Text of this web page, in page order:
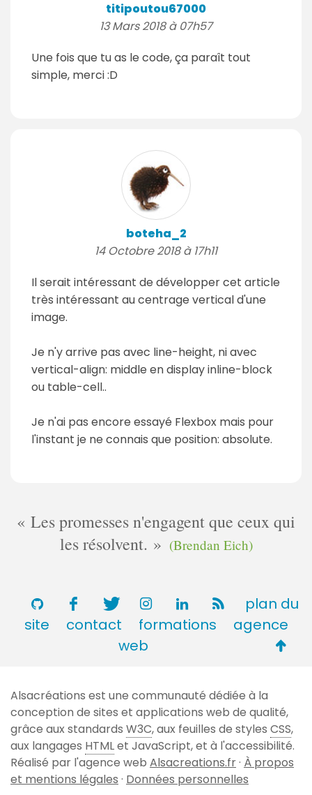
titipoutou67000
13 Mars 2018 à 07h57
Une fois que tu as le code, ça paraît tout
simple, merci :D
boteha_2
14 Octobre 2018 à 17h11
Il serait intéressant de développer cet article
très intéressant au centrage vertical d'une
image.
Je n'y arrive pas avec line-height, ni avec
vertical-align: middle en display inline-block
ou table-cell..
Je n'ai pas encore essayé Flexbox mais pour
l'instant je ne connais que position: absolute.
Les promesses n'engagent que ceux qui
les résolvent.
(Brendan Eich)
plan du
site
contact formations
agence
web
de
page
Alsacréations est une communauté dédiée à la
conception de sites et applications web de qualité,
grâce aux standards W3C, aux feuilles de styles CSS,
aux langages HTMLet JavaScript, et à l'accessibilité.
Réalisé par l'agence web Alsacreations.fr· À propos
et mentions légales · Données personnelles